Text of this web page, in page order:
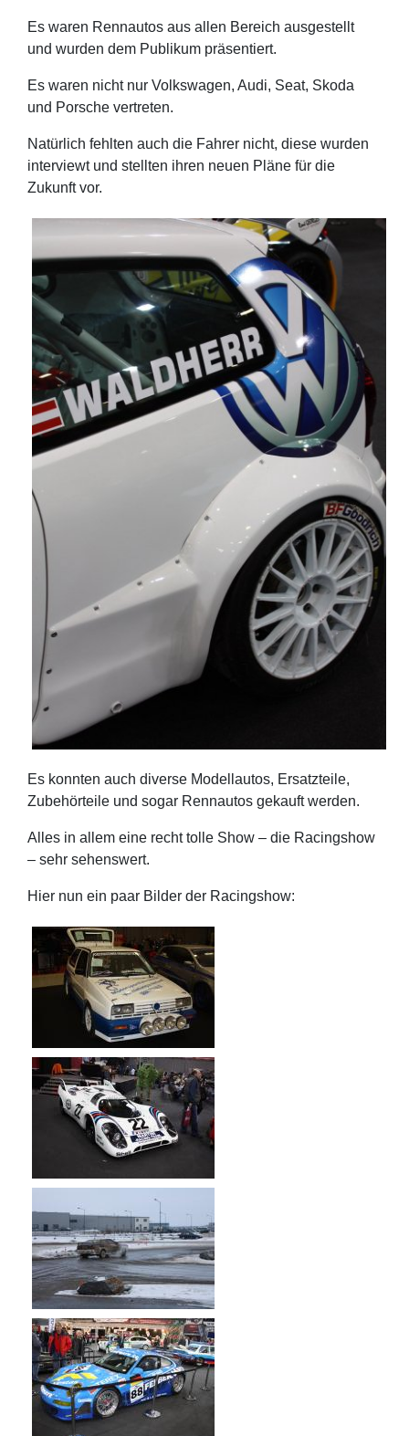
Es waren Rennautos aus allen Bereich ausgestellt
und wurden dem Publikum präsentiert.
Es waren nicht nur Volkswagen, Audi, Seat, Skoda
und Porsche vertreten.
Natürlich fehlten auch die Fahrer nicht, diese wurden
interviewt und stellten ihren neuen Pläne für die
Zukunft vor.
Es konnten auch diverse Modellautos, Ersatzteile,
Zubehörteile und sogar Rennautos gekauft werden.
Alles in allem eine recht tolle Show – die Racingshow
– sehr sehenswert.
Hier nun ein paar Bilder der Racingshow: